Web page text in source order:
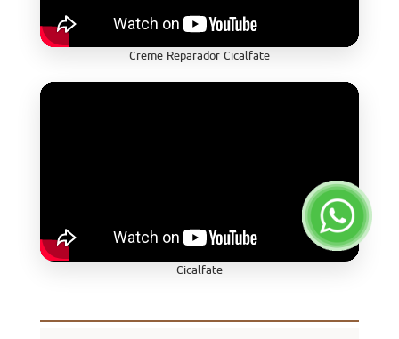
Creme Reparador Cicalfate
Cicalfate